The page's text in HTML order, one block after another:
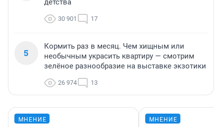
детства
30 901 17
5
Кормить раз в месяц. Чем хищным или
необычным украсить квартиру — смотрим
зелёное разнообразие на выставке экзотики
26 974 13
МНЕНИЕ МНЕНИЕ